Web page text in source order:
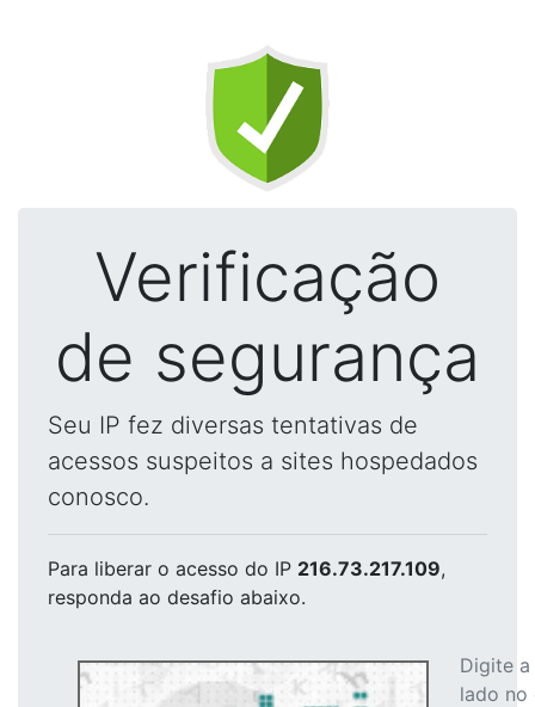
Verificação
de segurança
Seu IP fez diversas tentativas de
acessos suspeitos a sites hospedados
conosco.
Para liberar o acesso do IP 216.73.217.109,
responda ao desafio abaixo.
Digite
lado no